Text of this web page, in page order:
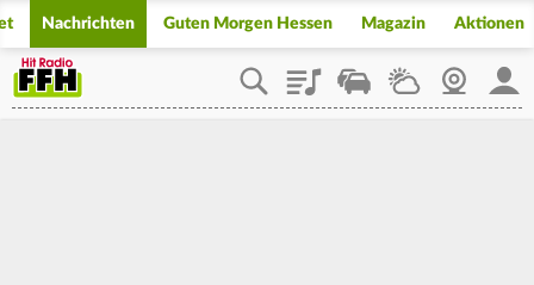
Nachrichten Guten Morgen Hessen Magazin Aktionen
PlaylistStaupilotWetterWebcam